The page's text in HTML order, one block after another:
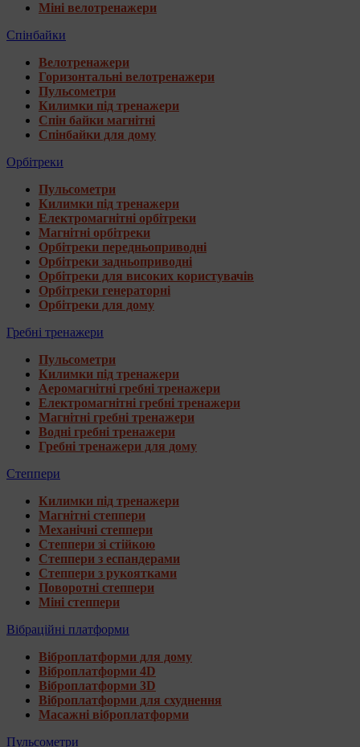
Міні велотренажери
Спінбайки
Велотренажери
Горизонтальні велотренажери
Пульсометри
Килимки під тренажери
Спін байки магнітні
Спінбайки для дому
Орбітреки
Пульсометри
Килимки під тренажери
Електромагнітні орбітреки
Магнітні орбітреки
Орбітреки передньоприводні
Орбітреки задньоприводні
Орбітреки для високих користувачів
Орбітреки генераторні
Орбітреки для дому
Гребні тренажери
Пульсометри
Килимки під тренажери
Аеромагнітні гребні тренажери
Електромагнітні гребні тренажери
Магнітні гребні тренажери
Водні гребні тренажери
Гребні тренажери для дому
Степпери
Килимки під тренажери
Магнітні степпери
Механічні степпери
Степпери зі стійкою
Степпери з еспандерами
Степпери з рукоятками
Поворотні степпери
Міні степпери
Вібраційні платформи
Віброплатформи для дому
Віброплатформи 4D
Віброплатформи 3D
Віброплатформи для схуднення
Масажні віброплатформи
Пульсометри